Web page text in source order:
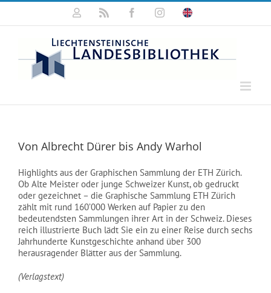
Zum
springen
Mein
FacebookInstagram
Click
Von Albrecht Dürer bis Andy Warhol
Highlights aus der Graphischen Sammlung der ETH Zürich.
Ob Alte Meister oder junge Schweizer Kunst, ob gedruckt
oder gezeichnet – die Graphische Sammlung ETH Zürich
zählt mit rund 160’000 Werken auf Papier zu den
bedeutendsten Sammlungen ihrer Art in der Schweiz. Dieses
reich illustrierte Buch lädt Sie ein zu einer Reise durch sechs
Jahrhunderte Kunstgeschichte anhand über 300
herausragender Blätter aus der Sammlung.
(Verlagstext)